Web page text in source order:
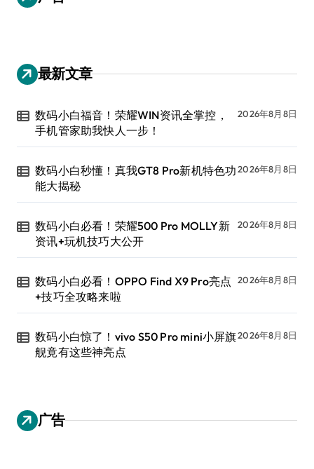
最新文章
数码小白福音！荣耀WIN资讯全掌控，
手机管家助我快人一步！
2026年8月8日
数码小白秒懂！真我GT8 Pro新机特色功
能大揭秘
2026年8月8日
数码小白必看！荣耀500 Pro MOLLY新
资讯+玩机技巧大公开
2026年8月8日
数码小白必看！OPPO Find X9 Pro亮点
+技巧全攻略来啦
2026年8月8日
数码小白惊了！vivo S50 Pro mini小屏旗
舰竟有这些神亮点
2026年8月8日
广告